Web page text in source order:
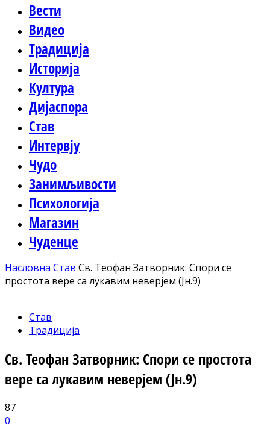
Вести
Видео
Традиција
Историја
Култура
Дијаспора
Став
Интервју
Чудо
Занимљивости
Психологија
Магазин
Чуденце
Насловна Став Св. Теофан Затворник: Спори се
простота вере са лукавим неверјем (Јн.9)
Став
Традиција
Св. Теофан Затворник: Спори се простота
вере са лукавим неверјем (Јн.9)
87
0